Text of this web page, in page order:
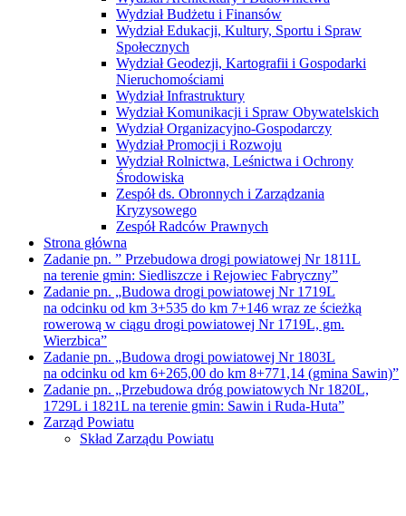
Wydział Budżetu i Finansów
Wydział Edukacji, Kultury, Sportu i Spraw
Społecznych
Wydział Geodezji, Kartografii i Gospodarki
Nieruchomościami
Wydział Infrastruktury
Wydział Komunikacji i Spraw Obywatelskich
Wydział Organizacyjno-Gospodarczy
Wydział Promocji i Rozwoju
Wydział Rolnictwa, Leśnictwa i Ochrony
Środowiska
Zespół ds. Obronnych i Zarządzania
Kryzysowego
Zespół Radców Prawnych
Strona główna
Zadanie pn. ” Przebudowa drogi powiatowej Nr 1811L
na terenie gmin: Siedliszcze i Rejowiec Fabryczny”
Zadanie pn. „Budowa drogi powiatowej Nr 1719L
na odcinku od km 3+535 do km 7+146 wraz ze ścieżką
rowerową w ciągu drogi powiatowej Nr 1719L, gm.
Wierzbica”
Zadanie pn. „Budowa drogi powiatowej Nr 1803L
na odcinku od km 6+265,00 do km 8+771,14 (gmina Sawin)”
Zadanie pn. „Przebudowa dróg powiatowych Nr 1820L,
1729L i 1821L na terenie gmin: Sawin i Ruda-Huta”
Zarząd Powiatu
Skład Zarządu Powiatu